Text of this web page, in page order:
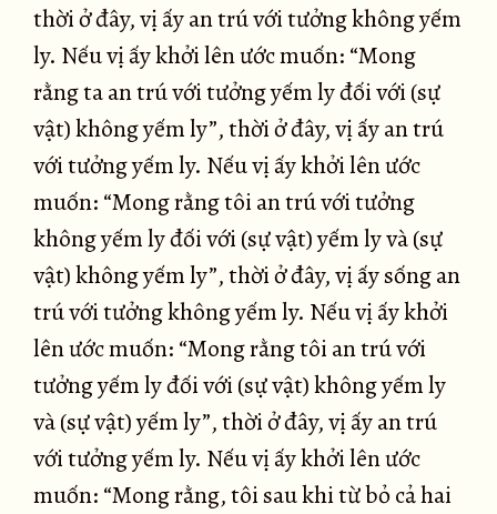
thời ở đây, vị ấy an trú với tưởng không yếm
ly. Nếu vị ấy khởi lên ước muốn: “Mong
rằng ta an trú với tưởng yếm ly đối với (sự
vật) không yếm ly”, thời ở đây, vị ấy an trú
với tưởng yếm ly. Nếu vị ấy khởi lên ước
muốn: “Mong rằng tôi an trú với tưởng
không yếm ly đối với (sự vật) yếm ly và (sự
vật) không yếm ly”, thời ở đây, vị ấy sống an
trú với tưởng không yếm ly. Nếu vị ấy khởi
lên ước muốn: “Mong rằng tôi an trú với
tưởng yếm ly đối với (sự vật) không yếm ly
và (sự vật) yếm ly”, thời ở đây, vị ấy an trú
với tưởng yếm ly. Nếu vị ấy khởi lên ước
muốn: “Mong rằng, tôi sau khi từ bỏ cả hai